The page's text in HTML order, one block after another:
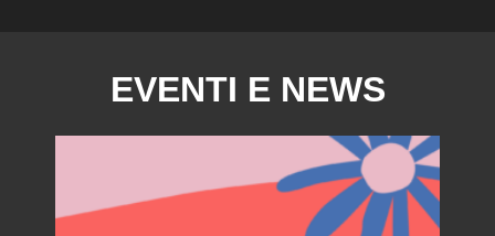
EVENTI E NEWS